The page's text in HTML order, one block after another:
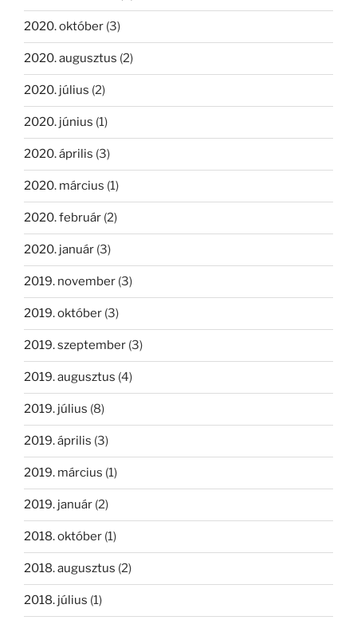
2020. október (3)
2020. augusztus (2)
2020. július (2)
2020. június (1)
2020. április (3)
2020. március (1)
2020. február (2)
2020. január (3)
2019. november (3)
2019. október (3)
2019. szeptember (3)
2019. augusztus (4)
2019. július (8)
2019. április (3)
2019. március (1)
2019. január (2)
2018. október (1)
2018. augusztus (2)
2018. július (1)